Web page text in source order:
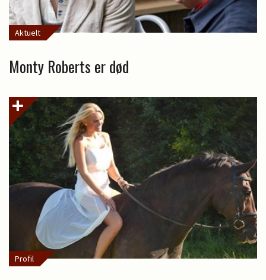
Aktuelt
Monty Roberts er død
Profil